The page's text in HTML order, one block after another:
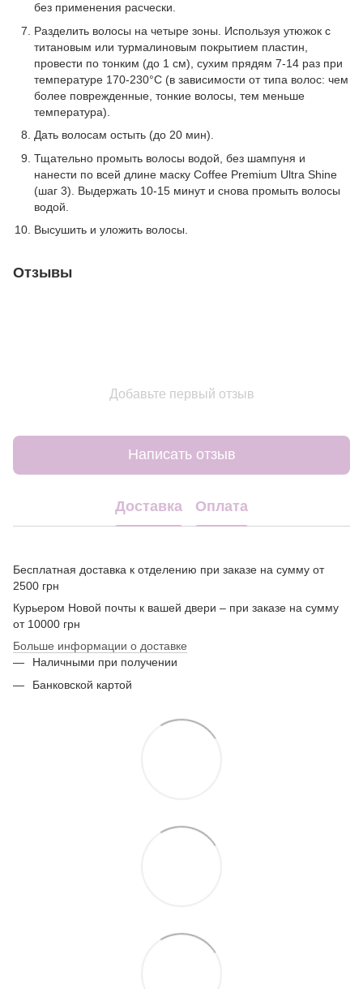
без применения расчески.
Разделить волосы на четыре зоны. Используя утюжок с
титановым или турмалиновым покрытием пластин,
провести по тонким (до 1 см), сухим прядям 7-14 раз при
температуре 170-230°С (в зависимости от типа волос: чем
более поврежденные, тонкие волосы, тем меньше
температура).
Дать волосам остыть (до 20 мин).
Тщательно промыть волосы водой, без шампуня и
нанести по всей длине маску Coffee Premium Ultra Shine
(шаг 3). Выдержать 10-15 минут и снова промыть волосы
водой.
Высушить и уложить волосы.
Отзывы
Добавьте первый отзыв
Написать отзыв
Доставка Оплата
Бесплатная доставка к отделению при заказе на сумму от
2500 грн
Курьером Новой почты к вашей двери – при заказе на сумму
от 10000 грн
Больше информации о доставке
Наличными при получении
Банковской картой